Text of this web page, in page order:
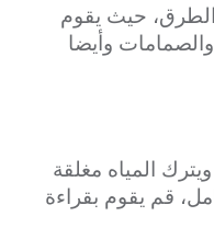
حيث يقوم
وأيضا
المياه مغلقة
بالكامل، قم يقوم بقراءة